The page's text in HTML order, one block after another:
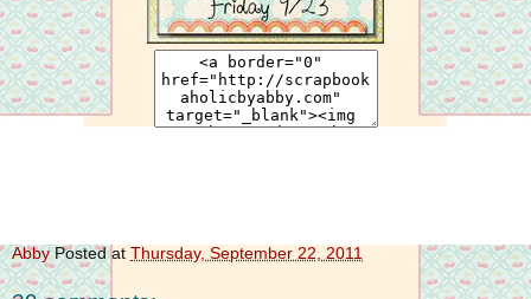
Abby Posted at Thursday, September 22, 2011